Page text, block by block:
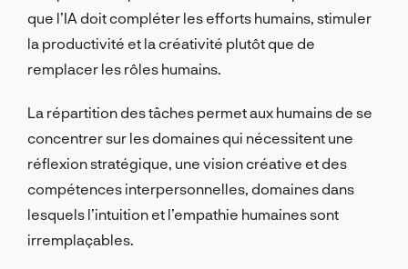
que l’IA doit compléter les efforts humains, stimuler
la productivité et la créativité plutôt que de
remplacer les rôles humains.
La répartition des tâches permet aux humains de se
concentrer sur les domaines qui nécessitent une
réflexion stratégique, une vision créative et des
compétences interpersonnelles, domaines dans
lesquels l’intuition et l’empathie humaines sont
irremplaçables.